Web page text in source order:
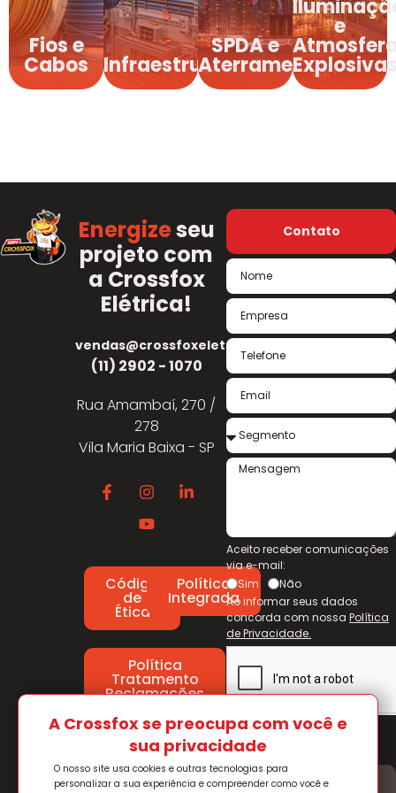
Fios e
Cabos Infraestrutura
SPDA e
Aterramento
e
Energizeseu
projeto com
a Crossfox
Elétrica!
vendas@crossfoxeletrica.com.br
(11) 2902 - 1070
Rua Amambaí, 270 /
278
Vila Maria Baixa - SP
Código
de
Ética
Política
Integrada
Política
Tratamento
Reclamações
Contato
Trabalhe
Aceito receber comunicações
via e-mail:
Sim
Não
Ao informar seus dados
concorda com nossaPolítica
de Privacidade.
A Crossfox se preocupa com você e
sua privacidade
O nosso site usa cookies e outras tecnologias para
personalizar a sua experiência e compreender como você e